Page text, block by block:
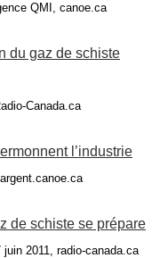
QMI, canoe.ca
du gaz de schiste
Canada.ca
l’industrie
de schiste se prépare
2011, radio-canada.ca